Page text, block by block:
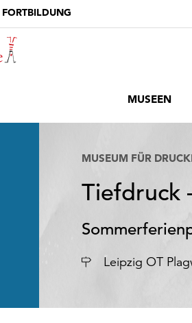
FORTBILDUNG
MUSEEN
MUSEUM FÜR
Tiefdruck
Leipzig OT